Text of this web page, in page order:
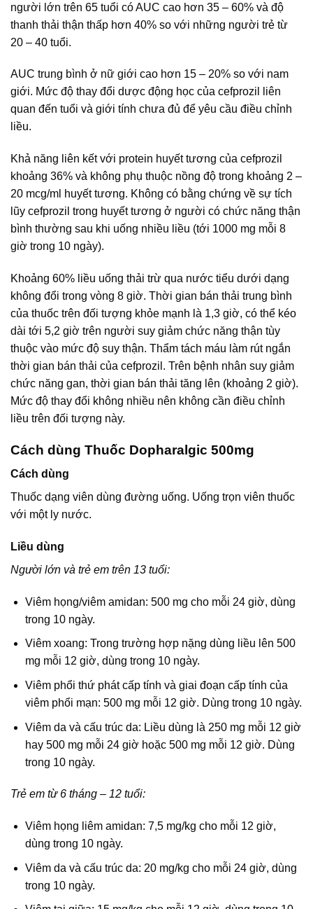
người lớn trên 65 tuổi có AUC cao hơn 35 – 60% và độ
thanh thải thận thấp hơn 40% so với những người trẻ từ
20 – 40 tuổi.
AUC trung bình ở nữ giới cao hơn 15 – 20% so với nam
giới. Mức độ thay đổi dược động học của cefprozil liên
quan đến tuổi và giới tính chưa đủ để yêu cầu điều chỉnh
liều.
Khả năng liên kết với protein huyết tương của cefprozil
khoảng 36% và không phụ thuộc nồng độ trong khoảng 2 –
20 mcg/ml huyết tương. Không có bằng chứng về sự tích
lũy cefprozil trong huyết tương ở người có chức năng thận
bình thường sau khi uống nhiều liều (tới 1000 mg mỗi 8
giờ trong 10 ngày).
Khoảng 60% liều uống thải trừ qua nước tiểu dưới dạng
không đổi trong vòng 8 giờ. Thời gian bán thải trung bình
của thuốc trên đối tượng khỏe mạnh là 1,3 giờ, có thể kéo
dài tới 5,2 giờ trên người suy giảm chức năng thận tùy
thuộc vào mức độ suy thận. Thẩm tách máu làm rút ngắn
thời gian bán thải của cefprozil. Trên bệnh nhân suy giảm
chức năng gan, thời gian bán thải tăng lên (khoảng 2 giờ).
Mức độ thay đổi không nhiều nên không cần điều chỉnh
liều trên đối tượng này.
Cách dùng Thuốc Dopharalgic 500mg
Cách dùng
Thuốc dạng viên dùng đường uống. Uống trọn viên thuốc
với một ly nước.
Liều dùng
Người lớn và trẻ em trên 13 tuổi:
Viêm họng/viêm amidan: 500 mg cho mỗi 24 giờ, dùng
trong 10 ngày.
Viêm xoang: Trong trường hợp nặng dùng liều lên 500
mg mỗi 12 giờ, dùng trong 10 ngày.
Viêm phổi thứ phát cấp tính và giai đoạn cấp tính của
viêm phổi mạn: 500 mg mỗi 12 giờ. Dùng trong 10 ngày.
Viêm da và cấu trúc da: Liều dùng là 250 mg mỗi 12 giờ
hay 500 mg mỗi 24 giờ hoặc 500 mg mỗi 12 giờ. Dùng
trong 10 ngày.
Trẻ em từ 6 tháng – 12 tuổi:
Viêm họng liêm amidan: 7,5 mg/kg cho mỗi 12 giờ,
dùng trong 10 ngày.
Viêm da và cấu trúc da: 20 mg/kg cho mỗi 24 giờ, dùng
trong 10 ngày.